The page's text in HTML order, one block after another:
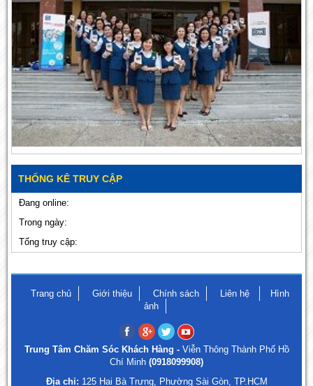
THỐNG KÊ TRUY CẬP
Đang online:
Trong ngày:
Tổng truy cập:
Trang chủ Giới thiệu Chính sách Liên hệ
Hình
ảnh
Trung Tâm Chăm Sóc Khách Hàng - Viễn Thông Thành Phố Hồ
Chí Minh (0918099908)
Địa chỉ: 125 Hai Bà Trưng, Phường Sài Gòn, TP.HCM